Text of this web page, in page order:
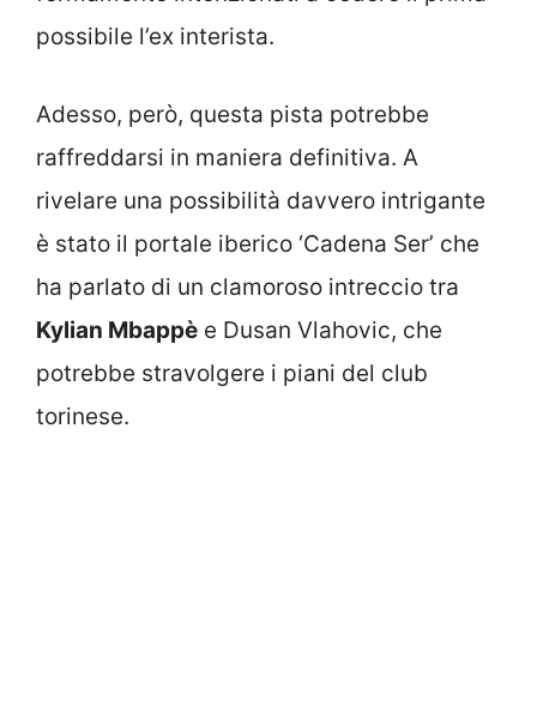
possibile l’ex interista.
Adesso, però, questa pista potrebbe
raffreddarsi in maniera definitiva. A
rivelare una possibilità davvero intrigante
è stato il portale iberico ‘Cadena Ser’ che
ha parlato di un clamoroso intreccio tra
Kylian Mbappè e Dusan Vlahovic, che
potrebbe stravolgere i piani del club
torinese.